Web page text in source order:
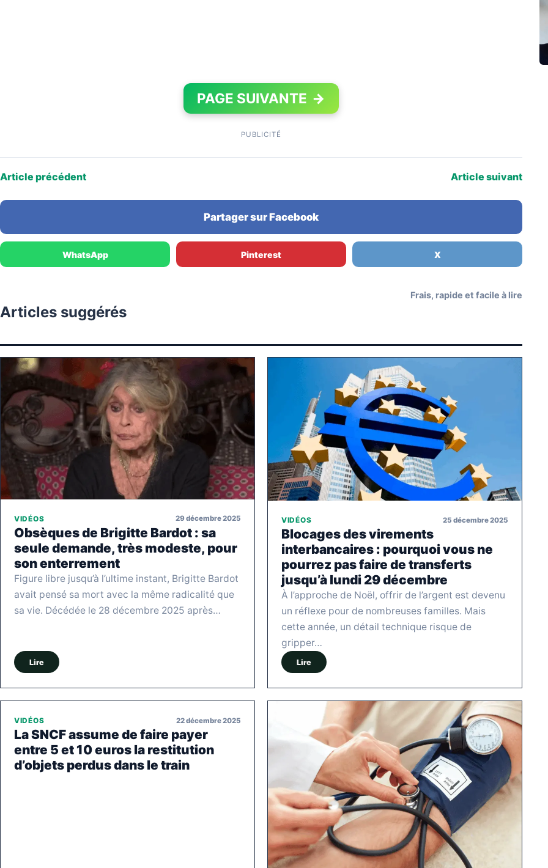
PAGE SUIVANTE →
PUBLICITÉ
Article précédent Article suivant
Partager sur Facebook
WhatsApp Pinterest X
Articles suggérés
Frais, rapide et facile à lire
VIDÉOS 29 décembre 2025
Obsèques de Brigitte Bardot : sa
seule demande, très modeste, pour
son enterrement
Figure libre jusqu’à l’ultime instant, Brigitte Bardot
avait pensé sa mort avec la même radicalité que
sa vie. Décédée le 28 décembre 2025 après…
Lire
VIDÉOS 25 décembre 2025
Blocages des virements
interbancaires : pourquoi vous ne
pourrez pas faire de transferts
jusqu’à lundi 29 décembre
À l’approche de Noël, offrir de l’argent est devenu
un réflexe pour de nombreuses familles. Mais
cette année, un détail technique risque de
gripper…
Lire
VIDÉOS 22 décembre 2025
La SNCF assume de faire payer
entre 5 et 10 euros la restitution
d’objets perdus dans le train